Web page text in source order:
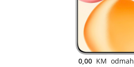
0,00 KM odmah